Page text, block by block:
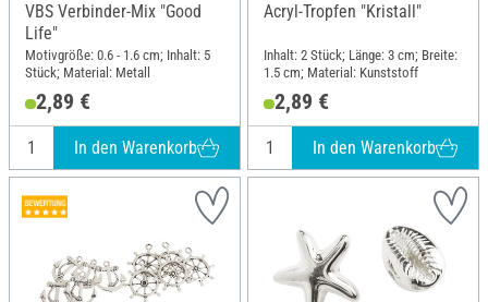
VBS Verbinder-Mix "Good
Life"
Motivgröße: 0.6 - 1.6 cm; Inhalt: 5
Stück; Material: Metall
2,89 €
In den Warenkorb
Acryl-Tropfen "Kristall"
Inhalt: 2 Stück; Länge: 3 cm; Breite:
1.5 cm; Material: Kunststoff
2,89 €
In den Warenkorb